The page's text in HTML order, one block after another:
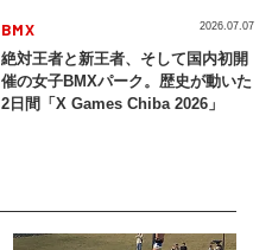
BMX
絶対王者と新王者、そして国内初開
催の女子BMXパーク。歴史が動いた
2日間「X Games Chiba 2026」
2026.07.07